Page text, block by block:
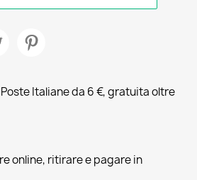
Italiane da 6 €, gratuita oltre
online, ritirare e pagare in